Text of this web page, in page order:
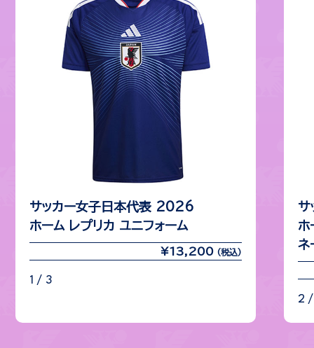
サッカー女子日本代表 2026
ホーム レプリカ ユニフォーム
¥13,200 (税込)
1 / 3
サ
ホ
ネ
2